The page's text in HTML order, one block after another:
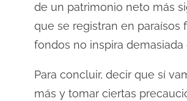
de un patrimonio neto más
que se registran en
fondos no inspira demasiada
Para concluir, decir que sí
más y tomar ciertas